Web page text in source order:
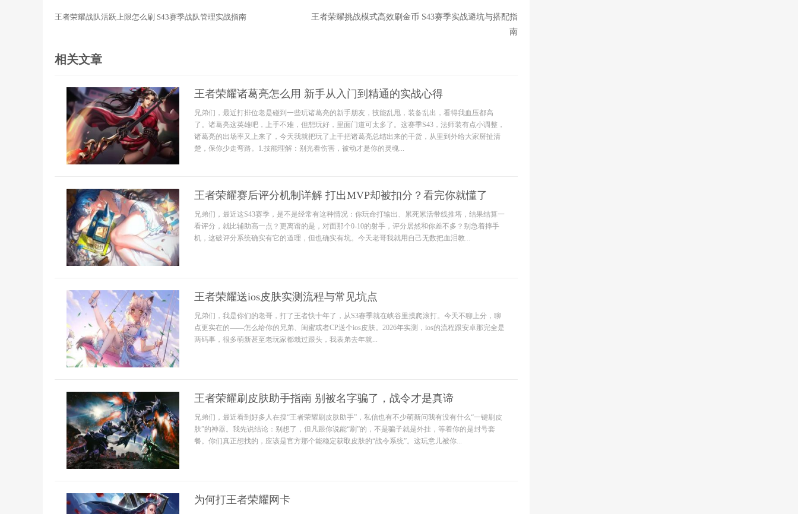
王者荣耀战队活跃上限怎么刷 S43赛季战队管理实战指南
王者荣耀挑战模式高效刷金币 S43赛季实战避坑与搭配指
南
相关文章
王者荣耀诸葛亮怎么用 新手从入门到精通的实战心得
兄弟们，最近打排位老是碰到一些玩诸葛亮的新手朋友，技能乱甩，装备乱出，看得我血压都高
了。诸葛亮这英雄吧，上手不难，但想玩好，里面门道可太多了。这赛季S43，法师装有点小调整，
诸葛亮的出场率又上来了，今天我就把玩了上千把诸葛亮总结出来的干货，从里到外给大家掰扯清
楚，保你少走弯路。1.技能理解：别光看伤害，被动才是你的灵魂...
王者荣耀赛后评分机制详解 打出MVP却被扣分？看完你就懂了
兄弟们，最近这S43赛季，是不是经常有这种情况：你玩命打输出、累死累活带线推塔，结果结算一
看评分，就比辅助高一点？更离谱的是，对面那个0-10的射手，评分居然和你差不多？别急着摔手
机，这破评分系统确实有它的道理，但也确实有坑。今天老哥我就用自己无数把血泪教...
王者荣耀送ios皮肤实测流程与常见坑点
兄弟们，我是你们的老哥，打了王者快十年了，从S3赛季就在峡谷里摸爬滚打。今天不聊上分，聊
点更实在的——怎么给你的兄弟、闺蜜或者CP送个ios皮肤。2026年实测，ios的流程跟安卓那完全是
两码事，很多萌新甚至老玩家都栽过跟头，我表弟去年就...
王者荣耀刷皮肤助手指南 别被名字骗了，战令才是真谛
兄弟们，最近看到好多人在搜“王者荣耀刷皮肤助手”，私信也有不少萌新问我有没有什么“一键刷皮
肤”的神器。我先说结论：别想了，但凡跟你说能“刷”的，不是骗子就是外挂，等着你的是封号套
餐。你们真正想找的，应该是官方那个能稳定获取皮肤的“战令系统”。这玩意儿被你...
为何打王者荣耀网卡